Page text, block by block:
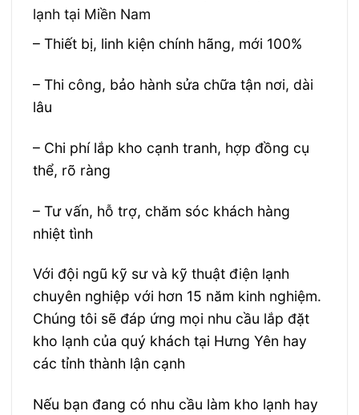
lạnh tại Miền Nam
– Thiết bị, linh kiện chính hãng, mới 100%
– Thi công, bảo hành sửa chữa tận nơi, dài
lâu
– Chi phí lắp kho cạnh tranh, hợp đồng cụ
thể, rõ ràng
– Tư vấn, hỗ trợ, chăm sóc khách hàng
nhiệt tình
Với đội ngũ kỹ sư và kỹ thuật điện lạnh
chuyên nghiệp với hơn 15 năm kinh nghiệm.
Chúng tôi sẽ đáp ứng mọi nhu cầu lắp đặt
kho lạnh của quý khách tại Hưng Yên hay
các tỉnh thành lận cạnh
Nếu bạn đang có nhu cầu làm kho lạnh hay